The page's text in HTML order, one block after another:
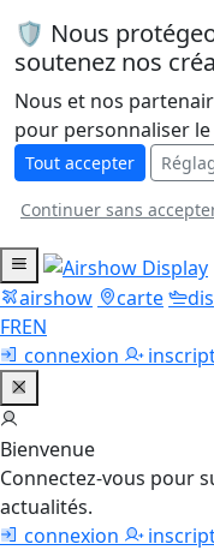
🛡️ Nous
soutenez nos
Nous et nos
pour personnaliser
Tout accepter
Continuer sans
airshow carte
FREN
connexion
Bienvenue
Connectez-vous pour
actualités.
connexion